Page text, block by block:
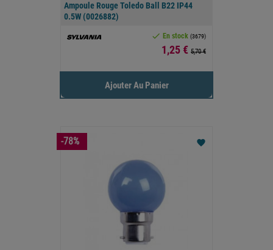
Ampoule Rouge Toledo Ball B22 IP44
0.5W (0026882)
 En stock (3679)
Prix
1,25 € 5,70 €
Ajouter Au Panier
favorite
-78%